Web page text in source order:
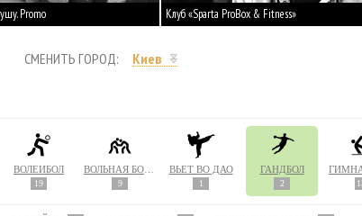
Promo Клуб «Sparta ProBox & Fitness»
СМЕНИТЬ ГОРОД: Киев
ВОЛЕЙБОЛ
19 9
ВЬЕТ ВО ДАО
1
ГАНДБОЛ
2